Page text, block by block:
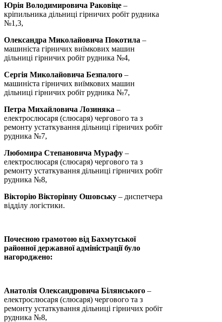
Юрія Володимировича Раковіце –
кріпильника дільниці гірничих робіт рудника
№1,3,
Олександра Миколайовича Покотила –
машиніста гірничих виїмкових машин
дільниці гірничих робіт рудника №4,
Сергія Миколайовича Безпалого –
машиніста гірничих виїмкових машин
дільниці гірничих робіт рудника №7,
Петра Михайловича Лозиняка –
електрослюсаря (слюсаря) чергового та з
ремонту устаткування дільниці гірничих робіт
рудника №7,
Любомира Степановича Мурафу –
електрослюсаря (слюсаря) чергового та з
ремонту устаткування дільниці гірничих робіт
рудника №8,
Вікторію Вікторівну Ошовську – диспетчера
відділу логістики.
Почесною грамотою від Бахмутської
районної державної адміністрації було
нагороджено:
Анатолія Олександровича Білянського –
електрослюсаря (слюсаря) чергового та з
ремонту устаткування дільниці гірничих робіт
рудника №8,